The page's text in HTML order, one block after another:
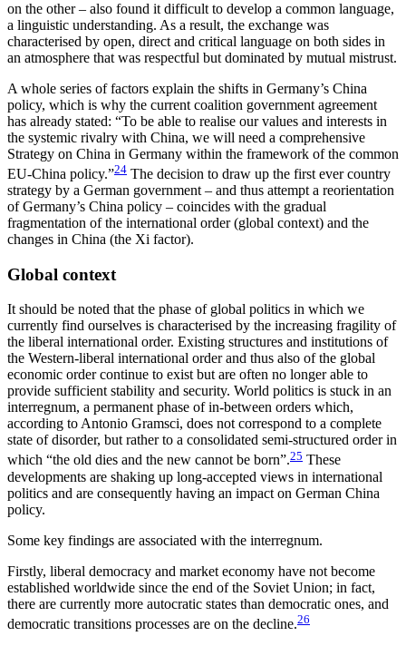
on the other – also found it difficult to develop a common language,
a linguistic understanding. As a result, the exchange was
characterised by open, direct and critical language on both sides in
an atmosphere that was respectful but dominated by mutual mistrust.
A whole series of factors explain the shifts in Ger­many’s China
policy, which is why the current coalition government agreement
has already stated: “To be able to realise our values and interests in
the systemic rivalry with China, we will need a compre­hensive
Strategy on China in Germany within the framework of the common
EU-China policy.”24 The decision to draw up the first ever country
strategy by a German government – and thus attempt a reorien­tation
of Germany’s China policy – coincides with the gradual
fragmentation of the international order (global context) and the
changes in China (the Xi factor).
Global context
It should be noted that the phase of global politics in which we
currently find ourselves is characterised by the increasing fragility of
the liberal international order. Existing structures and institutions of
the Western-liberal international order and thus also of the global
economic order continue to exist but are often no longer able to
provide sufficient stability and security. World politics is stuck in an
interregnum, a permanent phase of in-between orders which,
accord­ing to Antonio Gramsci, does not correspond to a complete
state of disorder, but rather to a consolidated semi-structured order in
which “the old dies and the new cannot be born”.25 These
developments are shak­ing up long-accepted views in international
politics and are consequently having an impact on German China
policy.
Some key findings are associated with the inter­regnum.
Firstly, liberal democracy and market economy have not become
established worldwide since the end of the Soviet Union; in fact,
there are currently more autocratic states than democratic ones, and
democratic transitions processes are on the decline.26